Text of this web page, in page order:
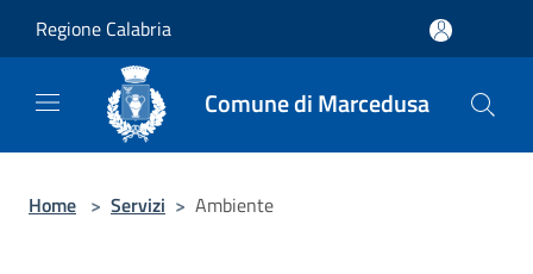
Regione Calabria
Comune di Marcedusa
Home > Servizi > Ambiente